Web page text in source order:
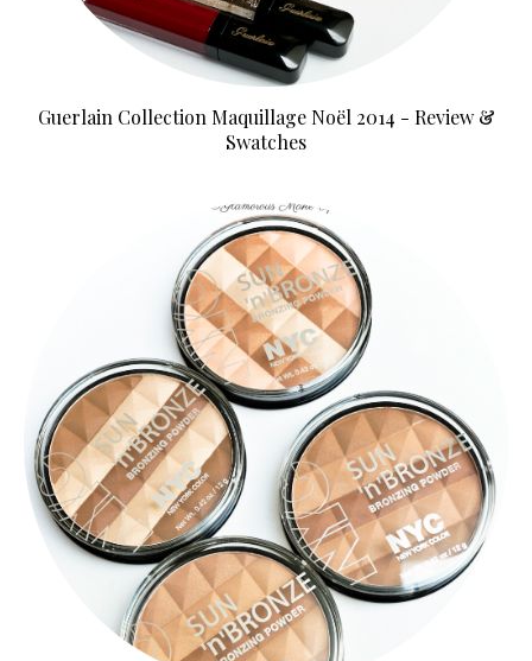
Guerlain Collection Maquillage Noël 2014 - Review &
Swatches